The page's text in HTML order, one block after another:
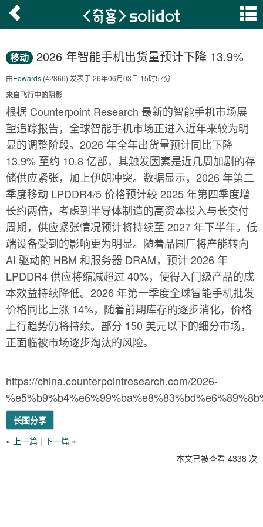
移动 2026 年智能手机出货量预计下降 13.9%
由Edwards (42866) 发表于 26年06月03日 15时57分
来自飞行中的阴影
根据 Counterpoint Research 最新的智能手机市场展
望追踪报告，全球智能手机市场正进入近年来较为明
显的调整阶段。2026 年全年出货量预计同比下降
13.9% 至约 10.8 亿部，其触发因素是近几周加剧的存
储供应紧张，加上伊朗冲突。数据显示，2026 年第二
季度移动 LPDDR4/5 价格预计较 2025 年第四季度增
长约两倍，考虑到半导体制造的高资本投入与长交付
周期，供应紧张情况预计将持续至 2027 年下半年。低
端设备受到的影响更为明显。随着晶圆厂将产能转向
AI 驱动的 HBM 和服务器 DRAM，预计 2026 年
LPDDR4 供应将缩减超过 40%，使得入门级产品的成
本效益持续降低。2026 年第一季度全球智能手机批发
价格同比上涨 14%，随着前期库存的逐步消化，价格
上行趋势仍将持续。部分 150 美元以下的细分市场，
正面临被市场逐步淘汰的风险。
https://china.counterpointresearch.com/2026-
长图分享
« 上一篇 | 下一篇 »
本文已被查看 4338 次